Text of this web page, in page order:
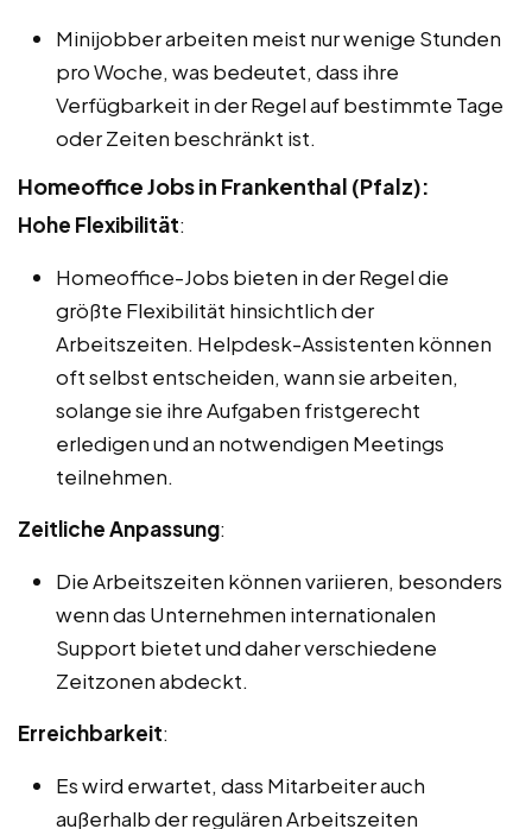
Minijobber arbeiten meist nur wenige Stunden
pro Woche, was bedeutet, dass ihre
Verfügbarkeit in der Regel auf bestimmte Tage
oder Zeiten beschränkt ist.
Homeoffice Jobs in Frankenthal (Pfalz):
Hohe Flexibilität:
Homeoffice-Jobs bieten in der Regel die
größte Flexibilität hinsichtlich der
Arbeitszeiten. Helpdesk-Assistenten können
oft selbst entscheiden, wann sie arbeiten,
solange sie ihre Aufgaben fristgerecht
erledigen und an notwendigen Meetings
teilnehmen.
Zeitliche Anpassung:
Die Arbeitszeiten können variieren, besonders
wenn das Unternehmen internationalen
Support bietet und daher verschiedene
Zeitzonen abdeckt.
Erreichbarkeit:
Es wird erwartet, dass Mitarbeiter auch
außerhalb der regulären Arbeitszeiten